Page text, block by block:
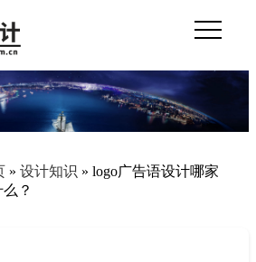
» 设计知识 » logo广告语设计哪家
？